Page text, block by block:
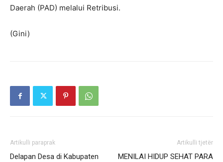
Daerah (PAD) melalui Retribusi.
(Gini)
Artikulli paraprak
Delapan Desa di Kabupaten
Artikulli tjetër
MENILAI HIDUP SEHAT PARA